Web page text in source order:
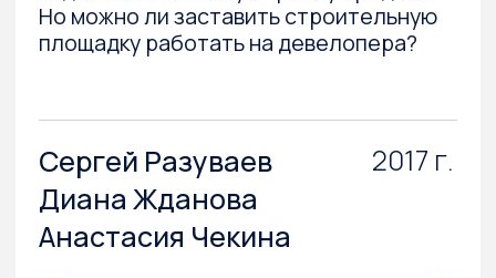
Подробнее
Купить за 499₽
Сергей Разуваев
Анна Шишкина
2019 г.
Развитие технологий, с одной стороны,